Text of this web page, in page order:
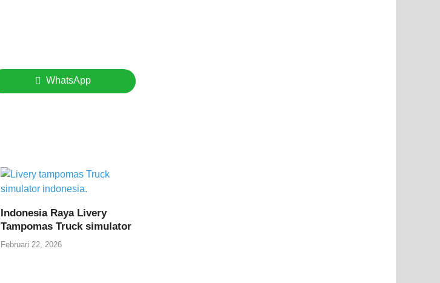
WhatsApp
Indonesia Raya Livery
Tampomas Truck simulator
Februari 22, 2026